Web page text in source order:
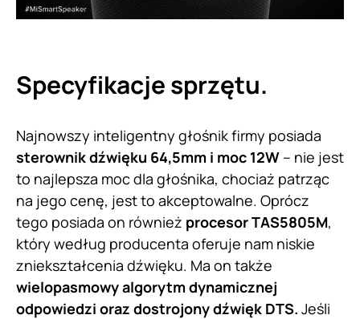
Specyfikacje sprzętu.
Najnowszy inteligentny głośnik firmy posiada
sterownik dźwięku 64,5mm i moc 12W – nie jest
to najlepsza moc dla głośnika, chociaż patrząc
na jego cenę, jest to akceptowalne. Oprócz
tego posiada on również procesor TAS5805M,
który według producenta oferuje nam niskie
zniekształcenia dźwięku. Ma on także
wielopasmowy algorytm dynamicznej
odpowiedzi oraz dostrojony dźwięk DTS. Jeśli